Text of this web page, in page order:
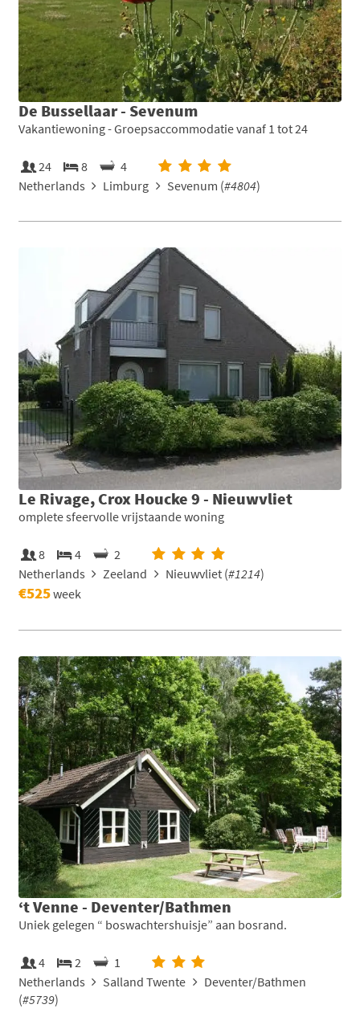
De Bussellaar - Sevenum
Vakantiewoning - Groepsaccommodatie vanaf 1 tot 24
24 8
4
Netherlands
Limburg Sevenum (#4804)
Le Rivage, Crox Houcke 9 - Nieuwvliet
omplete sfeervolle vrijstaande woning
8 4
2
Netherlands
Zeeland Nieuwvliet (#1214)
€525week
‘t Venne - Deventer/Bathmen
Uniek gelegen “ boswachtershuisje” aan bosrand.
4 2
1
Netherlands
Salland Twente
Deventer/Bathmen
(#5739)